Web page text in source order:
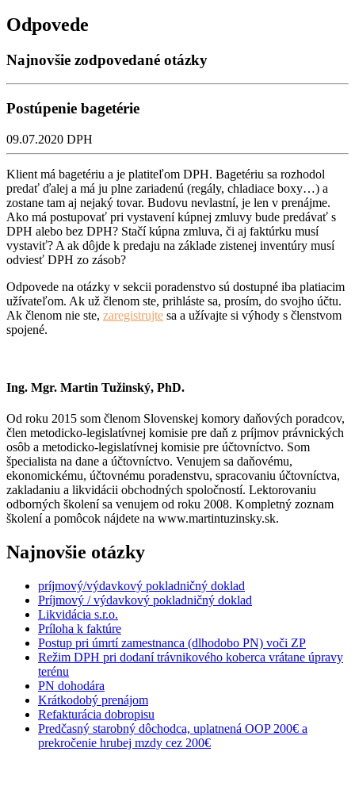
Odpovede
Najnovšie zodpovedané otázky
Postúpenie bagetérie
09.07.2020 DPH
Klient má bagetériu a je platiteľom DPH. Bagetériu sa rozhodol
predať ďalej a má ju plne zariadenú (regály, chladiace boxy…) a
zostane tam aj nejaký tovar. Budovu nevlastní, je len v prenájme.
Ako má postupovať pri vystavení kúpnej zmluvy bude predávať s
DPH alebo bez DPH? Stačí kúpna zmluva, či aj faktúrku musí
vystaviť? A ak dôjde k predaju na základe zistenej inventúry musí
odviesť DPH zo zásob?
Odpovede na otázky v sekcii poradenstvo sú dostupné iba platiacim
užívateľom. Ak už členom ste, prihláste sa, prosím, do svojho účtu.
Ak členom nie ste, zaregistrujte sa a užívajte si výhody s členstvom
spojené.
Ing. Mgr. Martin Tužinský, PhD.
Od roku 2015 som členom Slovenskej komory daňových poradcov,
člen metodicko-legislatívnej komisie pre daň z príjmov právnických
osôb a metodicko-legislatívnej komisie pre účtovníctvo. Som
špecialista na dane a účtovníctvo. Venujem sa daňovému,
ekonomickému, účtovnému poradenstvu, spracovaniu účtovníctva,
zakladaniu a likvidácii obchodných spoločností. Lektorovaniu
odborných školení sa venujem od roku 2008. Kompletný zoznam
školení a pomôcok nájdete na www.martintuzinsky.sk.
Najnovšie otázky
príjmový/výdavkový pokladničný doklad
Príjmový / výdavkový pokladničný doklad
Likvidácia s.r.o.
Príloha k faktúre
Postup pri úmrtí zamestnanca (dlhodobo PN) voči ZP
Režim DPH pri dodaní trávnikového koberca vrátane úpravy
terénu
PN dohodára
Krátkodobý prenájom
Refakturácia dobropisu
Predčasný starobný dôchodca, uplatnená OOP 200€ a
prekročenie hrubej mzdy cez 200€